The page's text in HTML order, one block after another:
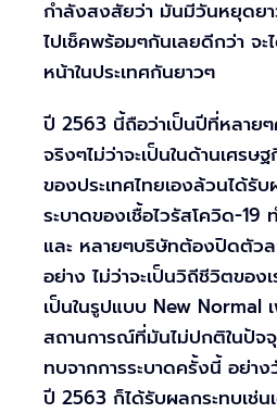
กำลังสงสัยว่า มันมีวันหยุดยา
ไปเช็คพร้อมๆกันเลยดีกว่า จ
หน้าในประเทศกันยาวๆ
ปี 2563 นี้ถือว่าเป็นปีที่หลายๆ
จริงๆไม่ว่าจะเป็นในด้านเศรษ
ของประเทศไทยเองล้วนได้รั
ระบาดของเชื้อไวรัสโควิด-19
และ หลายๆบริษัทต้องปิดตัว
อย่าง ไม่ว่าจะเป็นวิถีชีวิตของ
เป็นในรูปแบบ New Normal
สถานการณ์ที่มันไม่ปกติในปัจ
ทบจากการระบาดครั้งนี้ อย่า
ปี 2563 ก็ได้รับผลกระทบเช่